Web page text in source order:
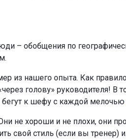
– обобщения по
нашего опыта. Как правило,
голову» руководителя!
бегут к шефу с каждой мелочью
не хороши и не плохи, они
свой стиль (если вы